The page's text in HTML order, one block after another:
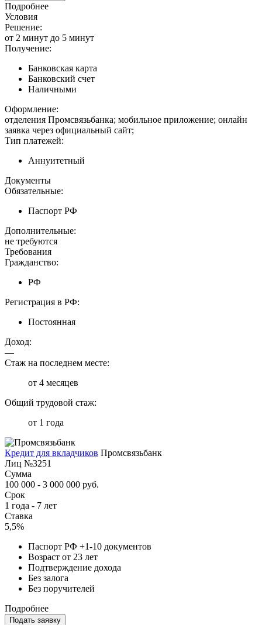
Подробнее
Условия
Решение:
от 2 минут до 5 минут
Получение:
Банковская карта
Банковский счет
Наличными
Оформление:
отделения Промсвязьбанка; мобильное приложение; онлайн
заявка через официальный сайт;
Тип платежей:
Аннуитетный
Документы
Обязательные:
Паспорт РФ
Дополнительные:
не требуются
Требования
Гражданство:
РФ
Регистрация в РФ:
Постоянная
Доход:
—
Стаж на последнем месте:
от 4 месяцев
Общий трудовой стаж:
от 1 года
Кредит для вкладчиков Промсвязьбанк
Лиц №3251
Сумма
100 000 - 3 000 000 руб.
Срок
1 года - 7 лет
Ставка
5,5%
Паспорт РФ +1-10 документов
Возраст от 23 лет
Подтверждение дохода
Без залога
Без поручителей
Подробнее
Подать заявку